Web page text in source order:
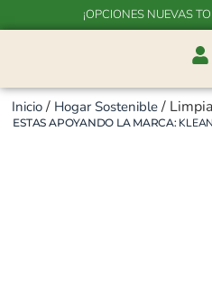
¡OPCIONES NUEVAS
Inicio / Hogar Sostenible /
ESTAS APOYANDO LA MARCA: